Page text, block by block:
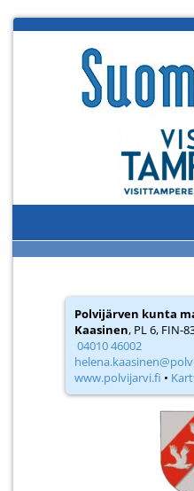
Polvijärven kunta
Kaasinen, PL 6, FIN-
04010 46002
www.polvijarvi.fi •